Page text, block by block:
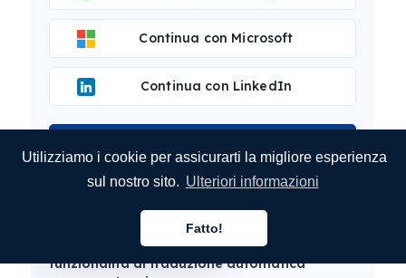
Utilizziamo i cookie per assicurarti la migliore esperienza
sul nostro sito. Ulteriori informazioni
Fatto!
Continua con Microsoft
Continua con LinkedIn
Questo articolo è stato tradotto con la
funzionalità di traduzione automatica
Italiano